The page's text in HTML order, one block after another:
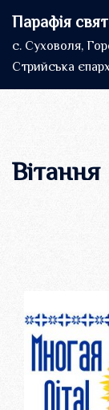
до
вмісту
Парафія
с. Суховоля,
Стрийська
Вітання